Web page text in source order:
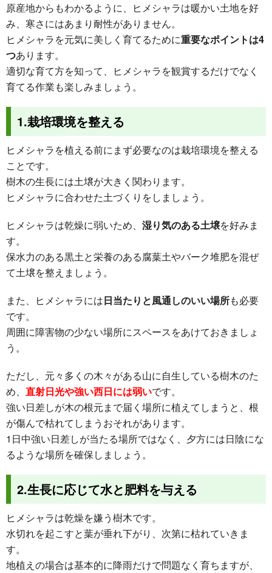
原産地からもわかるように、ヒメシャラは暖かい土地を好
み、寒さにはあまり耐性がありません。
ヒメシャラを元気に美しく育てるために重要なポイントは4
つあります。
適切な育て方を知って、ヒメシャラを観賞するだけでなく
育てる作業も楽しみましょう。
1.栽培環境を整える
ヒメシャラを植える前にまず必要なのは栽培環境を整える
ことです。
樹木の生長には土壌が大きく関わります。
ヒメシャラに合わせた土づくりをしましょう。
ヒメシャラは乾燥に弱いため、 湿り気のある土壌を好みま
す。
保水力のある黒土と栄養のある腐葉土やバーク堆肥を混ぜ
て土壌を整えましょう。
また、ヒメシャラには日当たりと風通しのいい場所も必要
です。
周囲に障害物の少ない場所にスペースをあけておきましょ
う。
ただし、元々多くの木々がある山に自生している樹木のた
め、 直射日光や強い西日には弱いです。
強い日差しが木の根元まで届く場所に植えてしまうと、根
が傷んで枯れてしまうおそれがあります。
1日中強い日差しが当たる場所ではなく、夕方には日陰にな
るような場所を確保しましょう。
2.生長に応じて水と肥料を与える
ヒメシャラは乾燥を嫌う樹木です。
水切れを起こすと葉が垂れ下がり、次第に枯れていきま
す。
地植えの場合は基本的に降雨だけで問題なく育ちますが、